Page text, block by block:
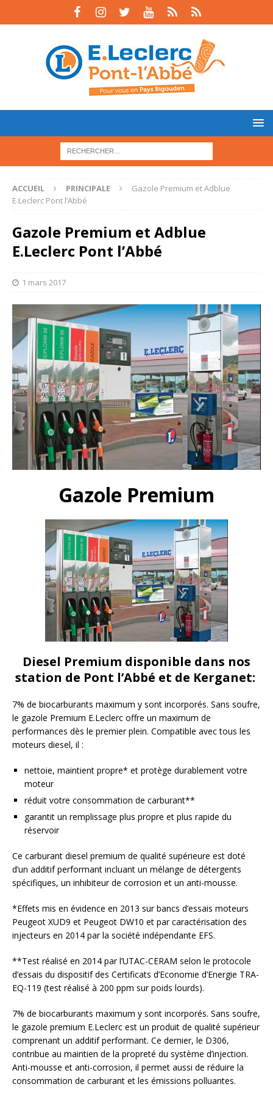
ACCUEIL PRINCIPALE
Gazole Premium et Adblue
E.Leclerc Pont l’Abbé
Gazole Premium et Adblue
E.Leclerc Pont l’Abbé
1 mars 2017
Gazole Premium
Diesel Premium disponible dans nos
station de Pont l’Abbé et de Kerganet:
7% de biocarburants maximum y sont incorporés. Sans soufre,
le gazole Premium E.Leclerc offre un maximum de
performances dès le premier plein. Compatible avec tous les
moteurs diesel, il :
nettoie, maintient propre* et protège durablement votre
moteur
réduit votre consommation de carburant**
garantit un remplissage plus propre et plus rapide du
réservoir
Ce carburant diesel premium de qualité supérieure est doté
d’un additif performant incluant un mélange de détergents
spécifiques, un inhibiteur de corrosion et un anti-mousse.
*Effets mis en évidence en 2013 sur bancs d’essais moteurs
Peugeot XUD9 et Peugeot DW10 et par caractérisation des
injecteurs en 2014 par la société indépendante EFS.
**Test réalisé en 2014 par l’UTAC-CERAM selon le protocole
d’essais du dispositif des Certificats d’Economie d’Energie TRA-
EQ-119 (test réalisé à 200 ppm sur poids lourds).
7% de biocarburants maximum y sont incorporés. Sans soufre,
le gazole premium E.Leclerc est un produit de qualité supérieur
comprenant un additif performant. Ce dernier, le D306,
contribue au maintien de la propreté du système d’injection.
Anti-mousse et anti-corrosion, il permet aussi de réduire la
consommation de carburant et les émissions polluantes.